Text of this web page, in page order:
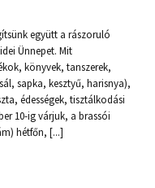
együtt a rászoruló
Ünnepet. Mit
könyvek, tanszerek,
sapka, kesztyű, harisnya),
édességek, tisztálkodási
10-ig várjuk, a brassói
hétfőn, [...]